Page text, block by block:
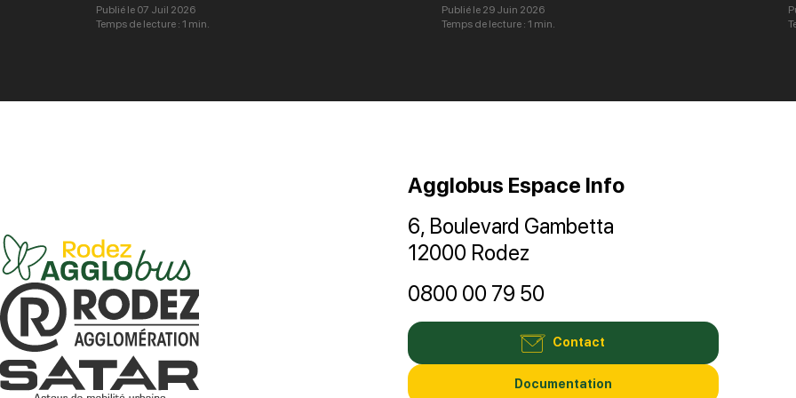
Publié le 07 Juil 2026
Temps de lecture : 1 min.
Publié le 29 Juin 2026
Temps de lecture : 1 min.
Agglobus Espace Info
6, Boulevard Gambetta
12000 Rodez
0800 00 79 50
Contact
Documentation